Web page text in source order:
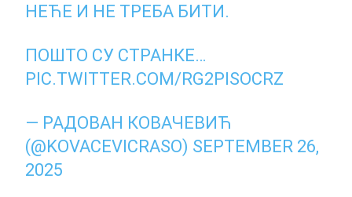
НЕЋЕ И НЕ ТРЕБА БИТИ.
ПОШТО СУ СТРАНКЕ…
PIC.TWITTER.COM/RG2PISOCRZ
— РАДОВАН КОВАЧЕВИЋ
(@KOVACEVICRASO) SEPTEMBER 26,
2025